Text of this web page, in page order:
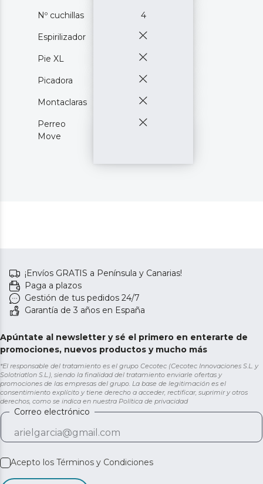
Nº cuchillas 4
Espirilizador
Pie XL
Picadora
Montaclaras
Perreo
Move
¡Envíos GRATIS a Península y Canarias!
Paga a plazos
Gestión de tus pedidos 24/7
Garantía de 3 años en España
Apúntate al newsletter y sé el primero en enterarte de
promociones, nuevos productos y mucho más
*El responsable del tratamiento es el grupo Cecotec (Cecotec Innovaciones S.L. y
Solotriatlon S.L.), siendo la finalidad del tratamiento enviarle ofertas y
promociones de las empresas del grupo. La base de legitimación es el
consentimiento explícito y tiene derecho a acceder, rectificar, suprimir y otros
derechos, como se indica en nuestra Política de privacidad
Correo electrónico
Acepto los Términos y Condiciones